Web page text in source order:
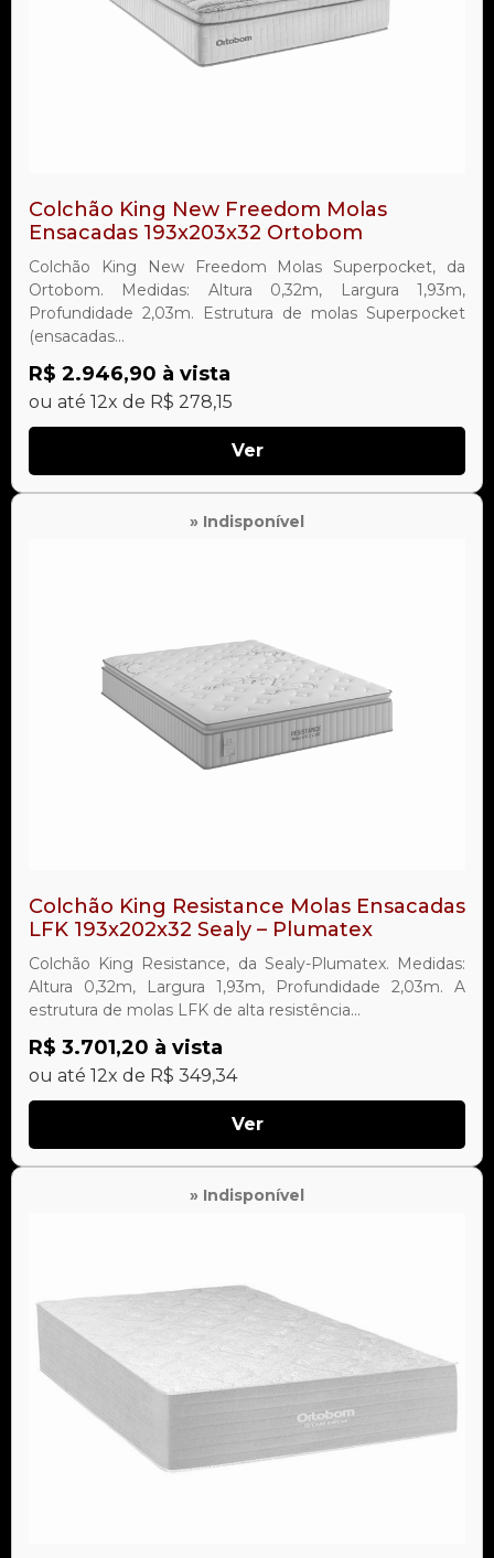
Colchão King New Freedom Molas
Ensacadas 193x203x32 Ortobom
Colchão King New Freedom Molas Superpocket, da
Ortobom. Medidas: Altura 0,32m, Largura 1,93m,
Profundidade 2,03m. Estrutura de molas Superpocket
(ensacadas...
R$ 2.946,90 à vista
ou até 12x de R$ 278,15
Ver
» Indisponível
Colchão King Resistance Molas Ensacadas
LFK 193x202x32 Sealy – Plumatex
Colchão King Resistance, da Sealy-Plumatex. Medidas:
Altura 0,32m, Largura 1,93m, Profundidade 2,03m. A
estrutura de molas LFK de alta resistência...
R$ 3.701,20 à vista
ou até 12x de R$ 349,34
Ver
» Indisponível